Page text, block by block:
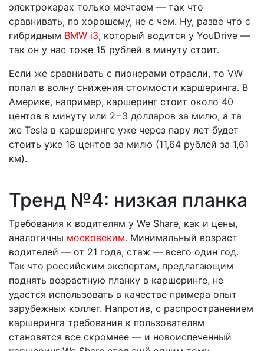
электрокарах только мечтаем — так что
сравнивать, по хорошему, не с чем. Ну, разве что с
гибридным BMW i3, который водится у YouDrive —
так он у нас тоже 15 рублей в минуту стоит.
Если же сравнивать с пионерами отрасли, то VW
попал в волну снижения стоимости каршеринга. В
Америке, например, каршеринг стоит около 40
центов в минуту или 2−3 долларов за милю, а та
же Tesla в каршеринге уже через пару лет будет
стоить уже 18 центов за милю (11,64 рублей за 1,61
км).
Тренд №4: низкая планка
Требования к водителям у We Share, как и цены,
аналогичны московским. Минимальный возраст
водителей — от 21 года, стаж — всего один год.
Так что российским экспертам, предлагающим
поднять возрастную планку в каршеринге, не
удастся использовать в качестве примера опыт
зарубежных коллег. Напротив, с распространением
каршеринга требования к пользователям
становятся все скромнее — и новоиспеченный